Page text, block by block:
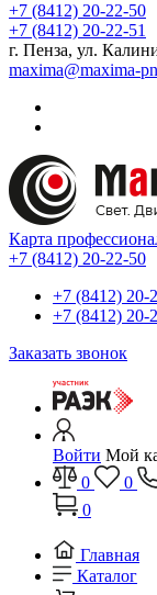
+7 (8412) 20-22-50
+7 (8412) 20-22-51
г. Пенза, ул.
maxima@maxima-
Карта
+7 (8412) 20-22-50
+7 (8412) 20-
+7 (8412) 20-
Заказать звонок
Войти Мой
0
0
0
Главная
Каталог